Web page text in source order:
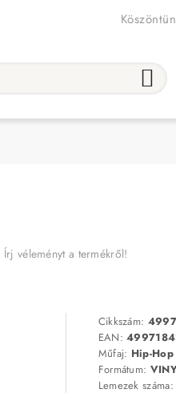
Írj véleményt a termékről!
Cikkszám:
EAN:
Műfaj: Hip-Hop
Formátum:
Lemezek